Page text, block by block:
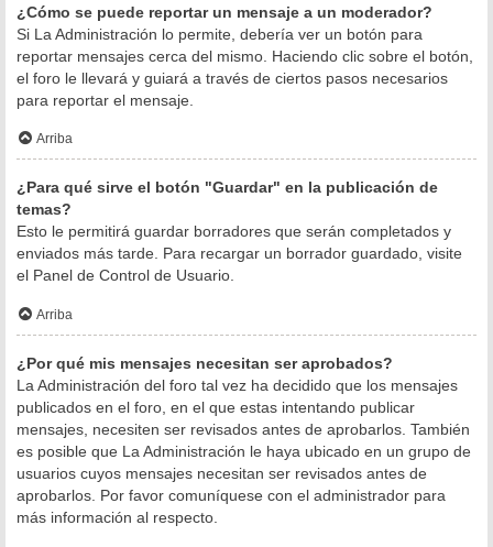
¿Cómo se puede reportar un mensaje a un moderador?
Si La Administración lo permite, debería ver un botón para
reportar mensajes cerca del mismo. Haciendo clic sobre el botón,
el foro le llevará y guiará a través de ciertos pasos necesarios
para reportar el mensaje.
Arriba
¿Para qué sirve el botón "Guardar" en la publicación de
temas?
Esto le permitirá guardar borradores que serán completados y
enviados más tarde. Para recargar un borrador guardado, visite
el Panel de Control de Usuario.
Arriba
¿Por qué mis mensajes necesitan ser aprobados?
La Administración del foro tal vez ha decidido que los mensajes
publicados en el foro, en el que estas intentando publicar
mensajes, necesiten ser revisados antes de aprobarlos. También
es posible que La Administración le haya ubicado en un grupo de
usuarios cuyos mensajes necesitan ser revisados antes de
aprobarlos. Por favor comuníquese con el administrador para
más información al respecto.